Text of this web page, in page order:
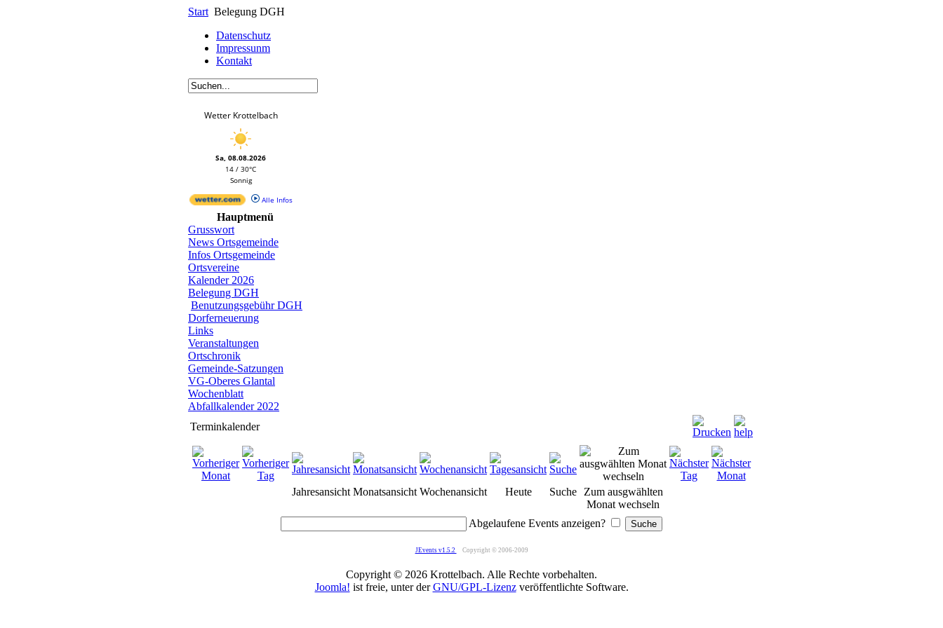
Start Belegung DGH
Datenschutz
Impressunm
Kontakt
Wetter Krottelbach
Sa, 08.08.2026
14 / 30°C
Sonnig
Alle Infos
Hauptmenü
Grusswort
News Ortsgemeinde
Infos Ortsgemeinde
Ortsvereine
Kalender 2026
Belegung DGH
Benutzungsgebühr DGH
Dorferneuerung
Links
Veranstaltungen
Ortschronik
Gemeinde-Satzungen
VG-Oberes Glantal
Wochenblatt
Abfallkalender 2022
Terminkalender
Jahresansicht Monatsansicht Wochenansicht Heute Suche
Zum ausgwählten
Monat wechseln
Abgelaufene Events anzeigen?
JEvents v1.5.2 Copyright © 2006-2009
Copyright © 2026 Krottelbach. Alle Rechte vorbehalten.
Joomla! ist freie, unter derGNU/GPL-Lizenzveröffentlichte Software.